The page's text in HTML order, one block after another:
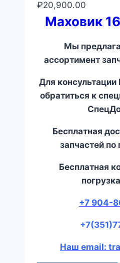
₽20,900.00
Маховик
Мы
ассортимент
Для
обратиться к
Бесплатная
запчастей по
Бесплатная
+7 904-
Наш email: